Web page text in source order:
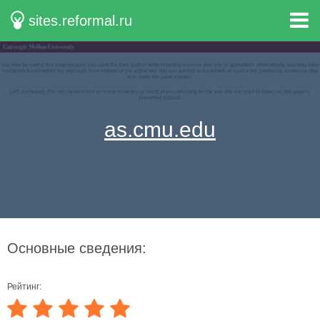
sites.reformal.ru
as.cmu.edu
Основные сведения:
Рейтинг: